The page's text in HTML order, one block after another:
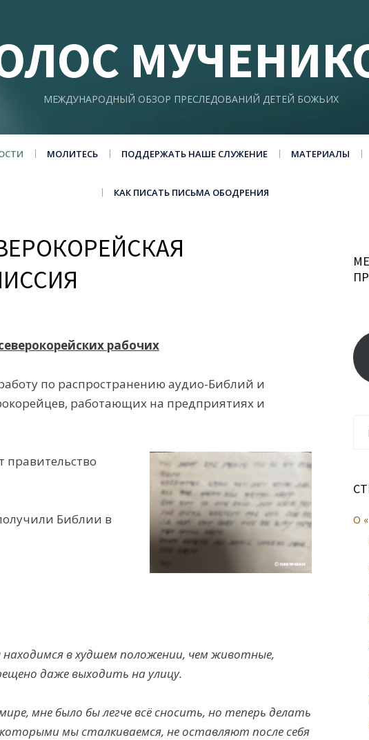
МЕЖДУНАРОДНЫЙ ОБЗОР ПРЕСЛЕДОВАНИЙ ДЕТЕЙ БОЖЬИХ
МОЛИТЕСЬ ПОДДЕРЖАТЬ НАШЕ СЛУЖЕНИЕ МАТЕРИАЛЫ
КАК ПИСАТЬ ПИСЬМА ОБОДРЕНИЯ
рабочих
по распространению аудио-Библий и
работающих на предприятиях и
правительство
Библии в
в худшем положении, чем животные,
даже выходить на улицу.
мне было бы легче всё сносить, но теперь делать
мы сталкиваемся, не оставляют после себя
О